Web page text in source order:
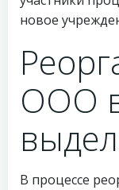
новое
ООО
В процессе